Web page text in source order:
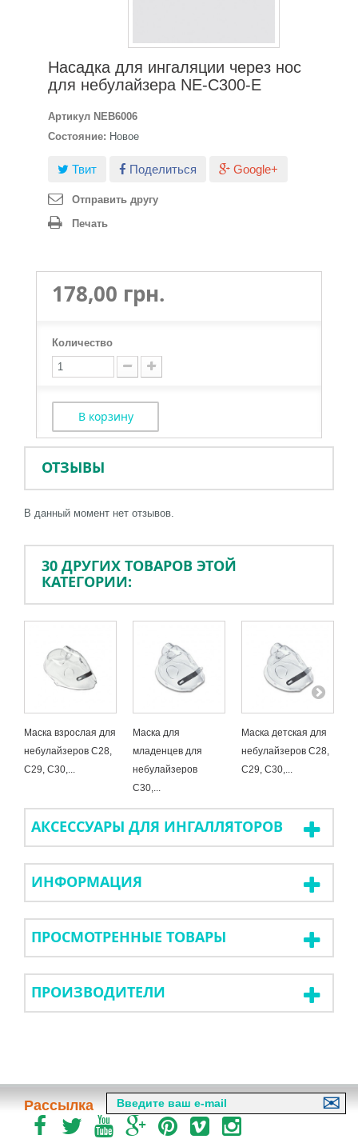
Насадка для ингаляции через нос
для небулайзера NE-C300-E
Артикул NEB6006
Состояние: Новое
Твит Поделиться Google+
Отправить другу
Печать
178,00 грн.
Количество
В корзину
ОТЗЫВЫ
В данный момент нет отзывов.
30 ДРУГИХ ТОВАРОВ ЭТОЙ
КАТЕГОРИИ:
Маска взрослая для
небулайзеров С28,
С29, С30,...
Маска для
младенцев для
небулайзеров
С30,...
Маска детская для
небулайзеров С28,
С29, С30,...
АКСЕССУАРЫ ДЛЯ ИНГАЛЛЯТОРОВ
ИНФОРМАЦИЯ
ПРОСМОТРЕННЫЕ ТОВАРЫ
ПРОИЗВОДИТЕЛИ
Рассылка